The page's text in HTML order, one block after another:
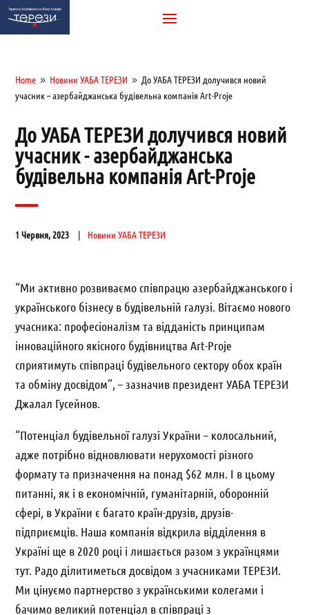
Home 9 Новини УАБА ТЕРЕЗИ 9 До УАБА ТЕРЕЗИ долучився новий
учасник – азербайджанська будівельна компанія Art-Proje
До УАБА ТЕРЕЗИ долучився новий
учасник - азербайджанська
будівельна компанія Art-Proje
1 Червня, 2023 Новини УАБА ТЕРЕЗИ
“Ми активно розвиваємо співпрацю азербайджанського і
українського бізнесу в будівельній галузі. Вітаємо нового
учасника: професіоналізм та відданість принципам
інноваційного якісного будівництваArt-Proje
сприятимуть співпраці будівельного сектору обох країн
та обміну досвідом”, – зазначив президент УАБА ТЕРЕЗИ
Джалал Гусейнов.
“Потенціал будівельної галузі України – колосальний,
адже потрібно відновлювати нерухомості різного
формату та призначення на понад $62 млн. І в цьому
питанні, як і в економічній, гуманітарній, оборонній
сфері, в України є багато країн-друзів, друзів-
підприємців. Наша компанія відкрила відділення в
Україні ще в 2020 році і лишається разом з українцями
тут. Радо ділитиметься досвідом з учасниками ТЕРЕЗИ.
Ми цінуємо партнерство з українськими колегами і
бачимо великий потенціал в співпраці з